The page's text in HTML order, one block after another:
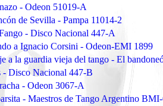
- Odeon 51019-A
de Sevilla - Pampa 11014-2
- Disco Nacional 447-A
a Ignacio Corsini - Odeon-EMI 1899
a la guardia vieja del tango - El
- Disco Nacional 447-B
- Odeon 3067-A
- Maestros de Tango Argentino